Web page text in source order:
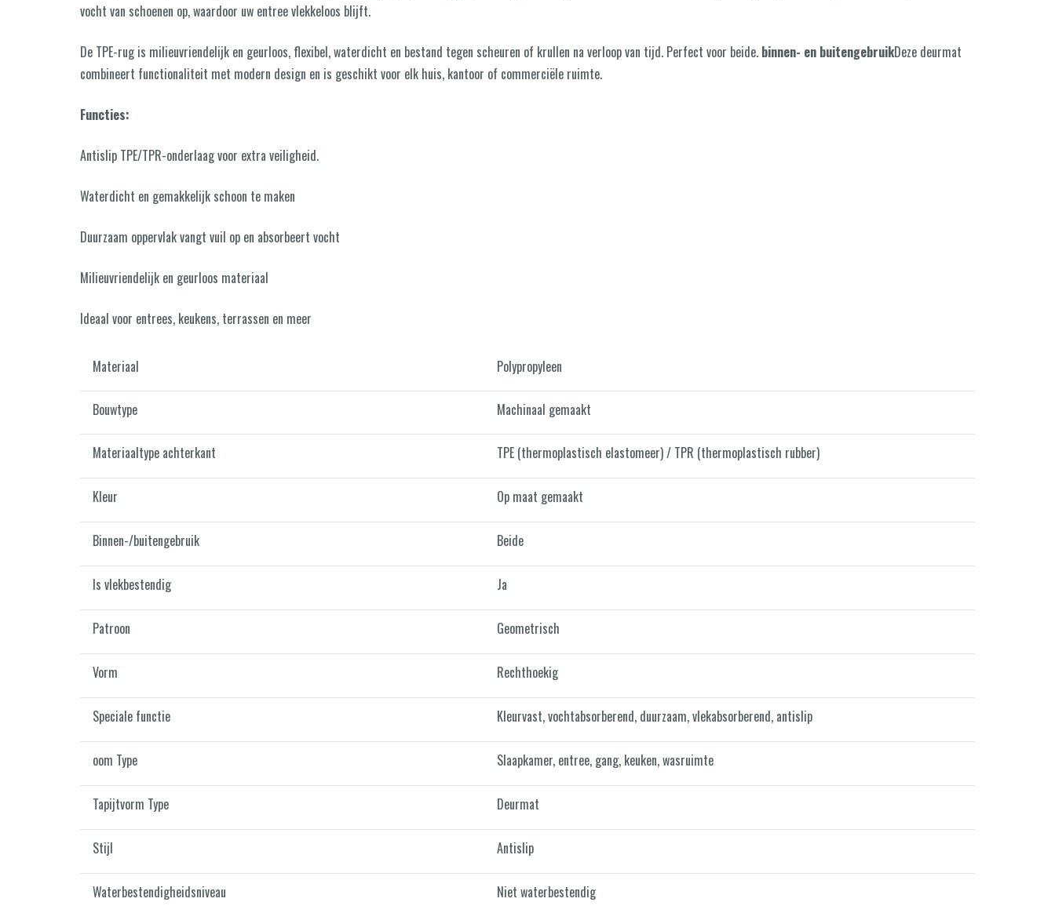
vocht van schoenen op, waardoor uw entree vlekkeloos blijft.
De TPE-rug is milieuvriendelijk en geurloos, flexibel, waterdicht en bestand tegen scheuren of krullen na verloop van tijd. Perfect voor beide. binnen- en buitengebruikDeze deurmat
combineert functionaliteit met modern design en is geschikt voor elk huis, kantoor of commerciële ruimte.
Functies:
Antislip TPE/TPR-onderlaag voor extra veiligheid.
Waterdicht en gemakkelijk schoon te maken
Duurzaam oppervlak vangt vuil op en absorbeert vocht
Milieuvriendelijk en geurloos materiaal
Ideaal voor entrees, keukens, terrassen en meer
Materiaal Polypropyleen
Bouwtype Machinaal gemaakt
Materiaaltype achterkant TPE (thermoplastisch elastomeer) / TPR (thermoplastisch rubber)
Kleur Op maat gemaakt
Binnen-/buitengebruik Beide
Is vlekbestendig Ja
Patroon Geometrisch
Vorm Rechthoekig
Speciale functie Kleurvast, vochtabsorberend, duurzaam, vlekabsorberend, antislip
oom Type Slaapkamer, entree, gang, keuken, wasruimte
Tapijtvorm Type Deurmat
Stijl Antislip
Waterbestendigheidsniveau Niet waterbestendig